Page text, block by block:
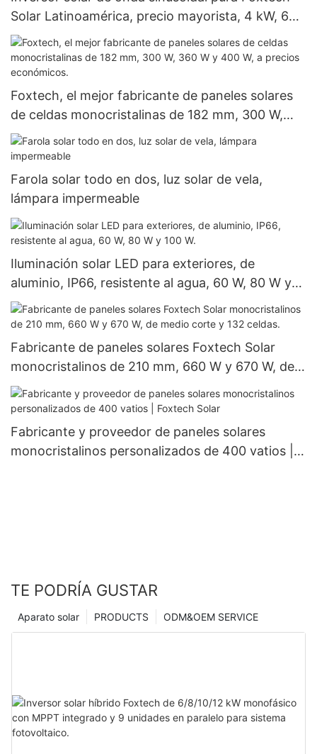
Solar Latinoamérica, precio mayorista, 4 kW, 6
kW, 48 V, 120/240 V, para uso fuera de la red.
Foxtech, el mejor fabricante de paneles solares
de celdas monocristalinas de 182 mm, 300 W,
360 W y 400 W, a precios económicos.
Farola solar todo en dos, luz solar de vela,
lámpara impermeable
Iluminación solar LED para exteriores, de
aluminio, IP66, resistente al agua, 60 W, 80 W y
100 W.
Fabricante de paneles solares Foxtech Solar
monocristalinos de 210 mm, 660 W y 670 W, de
medio corte y 132 celdas.
Fabricante y proveedor de paneles solares
monocristalinos personalizados de 400 vatios |
TE PODRÍA GUSTAR
ODM&OEM SERVICE
PRODUCTS
Aparato solar